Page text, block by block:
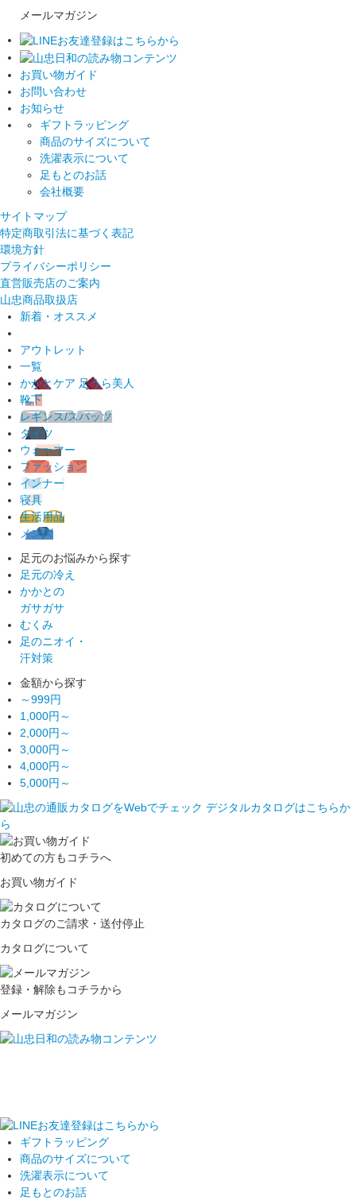
メールマガジン
お買い物ガイド
お問い合わせ
お知らせ
ギフトラッピング
商品のサイズについて
洗濯表示について
足もとのお話
会社概要
サイトマップ
特定商取引法に基づく表記
環境方針
プライバシーポリシー
直営販売店のご案内
山忠商品取扱店
新着・オススメ
アウトレット
一覧
かかとケア 足うら美人
靴下
レギンス/スパッツ
タイツ
ウォーマー
ファッション
インナー
寝具
生活用品
メンズ
足元のお悩みから探す
足元の冷え
かかとの
ガサガサ
むくみ
足のニオイ・
汗対策
金額から探す
～999円
1,000円～
2,000円～
3,000円～
4,000円～
5,000円～
初めての方もコチラへ
お買い物ガイド
カタログのご請求・送付停止
カタログについて
登録・解除もコチラから
メールマガジン
ギフトラッピング
商品のサイズについて
洗濯表示について
足もとのお話